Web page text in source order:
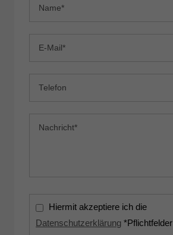
Hiermit akzeptiere ich die
Datenschutzerklärung *Pflichtfelder